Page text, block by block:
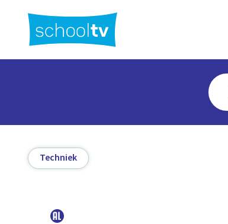
hoofdinhoud
Techniek